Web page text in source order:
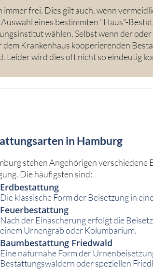
frei. Dies gilt auch, wenn
eines bestimmten "Haus"-
wählen. Selbst wenn der oder
Krankenhaus kooperierenden
Leider wird dies oft nicht so eindeutig
in Hamburg
stehen Angehörigen verschiedene
Die häufigsten sind:
Erdbestattung
Die klassische Form der Beisetzung in
Feuerbestattung
Nach der Einäscherung erfolgt die
einem Urnengrab oder Kolumbarium.
Baumbestattung Friedwald
Eine naturnahe Form der
Bestattungswäldern oder speziellen